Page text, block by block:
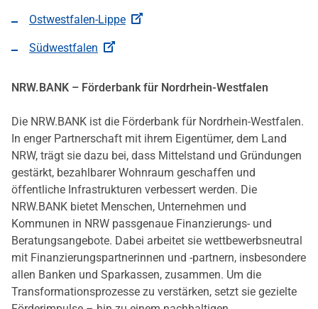
Ostwestfalen-Lippe
Südwestfalen
NRW.BANK – Förderbank für Nordrhein-Westfalen
Die NRW.BANK ist die Förderbank für Nordrhein-Westfalen.
In enger Partnerschaft mit ihrem Eigentümer, dem Land
NRW, trägt sie dazu bei, dass Mittelstand und Gründungen
gestärkt, bezahlbarer Wohnraum geschaffen und
öffentliche Infrastrukturen verbessert werden. Die
NRW.BANK bietet Menschen, Unternehmen und
Kommunen in NRW passgenaue Finanzierungs- und
Beratungsangebote. Dabei arbeitet sie wettbewerbsneutral
mit Finanzierungspartnerinnen und -partnern, insbesondere
allen Banken und Sparkassen, zusammen. Um die
Transformationsprozesse zu verstärken, setzt sie gezielte